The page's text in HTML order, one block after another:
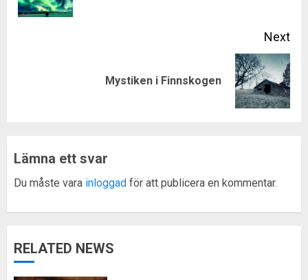
Next
Mystiken i Finnskogen
Lämna ett svar
Du måste vara inloggad för att publicera en kommentar.
RELATED NEWS